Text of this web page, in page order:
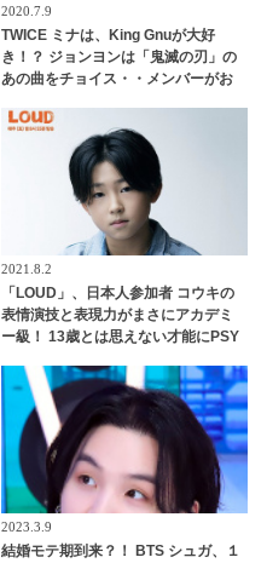
2020.7.9
TWICE ミナは、King Gnuが大好
き！？ ジョンヨンは「鬼滅の刃」の
あの曲をチョイス・・メンバーがお
2021.8.2
「LOUD」、日本人参加者 コウキの
表情演技と表現力がまさにアカデミ
ー級！ 13歳とは思えない才能にPSY
2023.3.9
結婚モテ期到来？！ BTS シュガ、１